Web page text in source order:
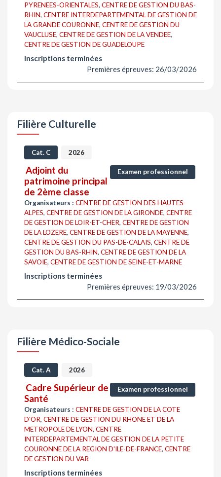
PYRENEES-ORIENTALES, CENTRE DE GESTION DU BAS-
RHIN, CENTRE INTERDEPARTEMENTAL DE GESTION DE
LA GRANDE COURONNE, CENTRE DE GESTION DU
VAUCLUSE, CENTRE DE GESTION DE LA VENDEE,
CENTRE DE GESTION DE GUADELOUPE
Inscriptions terminées
Premières épreuves: 26/03/2026
Filière Culturelle
Cat. C 2026
Examen professionnel
Adjoint du
patrimoine principal
de 2ème classe
Organisateurs : CENTRE DE GESTION DES HAUTES-
ALPES, CENTRE DE GESTION DE LA GIRONDE, CENTRE
DE GESTION DE LOIR-ET-CHER, CENTRE DE GESTION
DE LA LOZERE, CENTRE DE GESTION DE LA MAYENNE,
CENTRE DE GESTION DU PAS-DE-CALAIS, CENTRE DE
GESTION DU BAS-RHIN, CENTRE DE GESTION DE LA
SAVOIE, CENTRE DE GESTION DE SEINE-ET-MARNE
Inscriptions terminées
Premières épreuves: 19/03/2026
Filière Médico-Sociale
Cat. A 2026
Examen professionnel
Cadre Supérieur de
Santé
Organisateurs : CENTRE DE GESTION DE LA COTE
D'OR, CENTRE DE GESTION DU RHONE ET DE LA
METROPOLE DE LYON, CENTRE
INTERDEPARTEMENTAL DE GESTION DE LA PETITE
COURONNE DE LA REGION D'ILE-DE-FRANCE, CENTRE
DE GESTION DU VAR
Inscriptions terminées